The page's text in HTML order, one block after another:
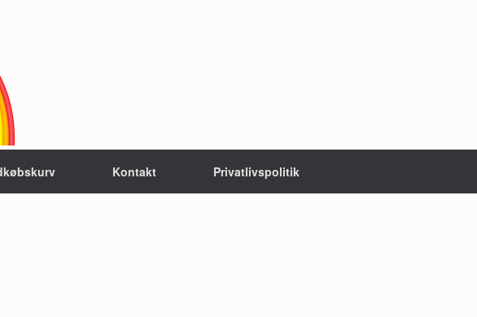
Kontakt Privatlivspolitik